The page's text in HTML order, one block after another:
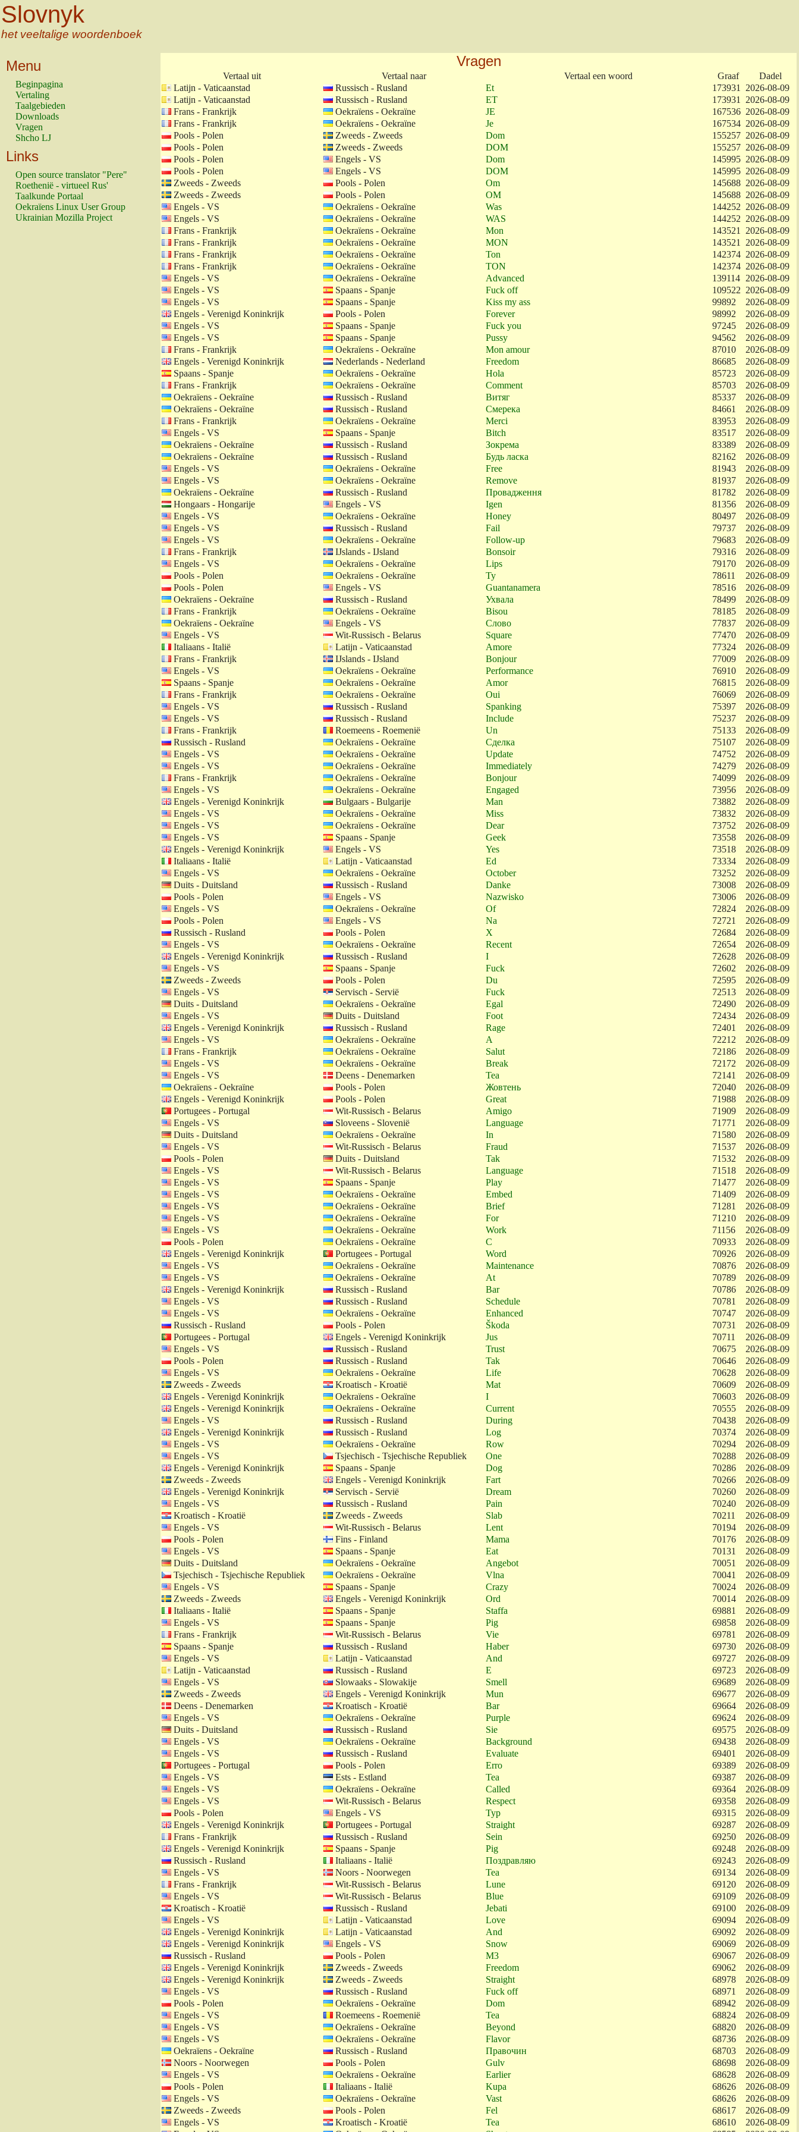
Slovnyk
het veeltalige woordenboek
Menu
Beginpagina
Vertaling
Taalgebieden
Downloads
Vragen
Shcho LJ
Links
Open source translator "Pere"
Roethenië - virtueel Rus'
Taalkunde Portaal
Oekraïens Linux User Group
Ukrainian Mozilla Project
Vragen
Vertaal uit Vertaal naar Vertaal een woord Graaf
Dadel
Latijn - Vaticaanstad
Russisch - Rusland Et 173931
2026-08-09
Latijn - Vaticaanstad
Russisch - Rusland ET 173931
2026-08-09
Frans - Frankrijk
Oekraïens - Oekraïne JE 167536 2026-08-09
Frans - Frankrijk
Oekraïens - Oekraïne Je 167534 2026-08-09
Pools - Polen
Zweeds - Zweeds Dom 155257 2026-08-09
Pools - Polen
Zweeds - Zweeds DOM 155257 2026-08-09
Pools - Polen
Engels - VS Dom 145995 2026-08-09
Pools - Polen
Engels - VS DOM 145995 2026-08-09
Zweeds - Zweeds
Pools - Polen Om 145688 2026-08-09
Zweeds - Zweeds
Pools - Polen OM 145688 2026-08-09
Engels - VS
Oekraïens - Oekraïne Was 144252 2026-08-09
Engels - VS
Oekraïens - Oekraïne WAS 144252 2026-08-09
Frans - Frankrijk
Oekraïens - Oekraïne Mon 143521
2026-08-09
Frans - Frankrijk
Oekraïens - Oekraïne MON 143521
2026-08-09
Frans - Frankrijk
Oekraïens - Oekraïne Ton 142374 2026-08-09
Frans - Frankrijk
Oekraïens - Oekraïne TON 142374 2026-08-09
Engels - VS
Oekraïens - Oekraïne Advanced 139114 2026-08-09
Engels - VS
Spaans - Spanje Fuck off 109522 2026-08-09
Engels - VS
Spaans - Spanje Kiss my ass 99892
2026-08-09
Engels - Verenigd Koninkrijk
Pools - Polen Forever 98992
2026-08-09
Engels - VS
Spaans - Spanje Fuck you 97245
2026-08-09
Engels - VS
Spaans - Spanje Pussy 94562
2026-08-09
Frans - Frankrijk
Oekraïens - Oekraïne Mon amour 87010
2026-08-09
Engels - Verenigd Koninkrijk
Nederlands - Nederland Freedom 86685
2026-08-09
Spaans - Spanje
Oekraïens - Oekraïne Hola 85723
2026-08-09
Frans - Frankrijk
Oekraïens - Oekraïne Comment 85703
2026-08-09
Oekraïens - Oekraïne
Russisch - Rusland Витяг 85337
2026-08-09
Oekraïens - Oekraïne
Russisch - Rusland Смерека 84661
2026-08-09
Frans - Frankrijk
Oekraïens - Oekraïne Merci 83953
2026-08-09
Engels - VS
Spaans - Spanje Bitch 83517
2026-08-09
Oekraïens - Oekraïne
Russisch - Rusland Зокрема 83389
2026-08-09
Oekraïens - Oekraïne
Russisch - Rusland Будь ласка 82162
2026-08-09
Engels - VS
Oekraïens - Oekraïne Free 81943
2026-08-09
Engels - VS
Oekraïens - Oekraïne Remove 81937
2026-08-09
Oekraïens - Oekraïne
Russisch - Rusland Провадження 81782
2026-08-09
Hongaars - Hongarije
Engels - VS Igen 81356
2026-08-09
Engels - VS
Oekraïens - Oekraïne Honey 80497
2026-08-09
Engels - VS
Russisch - Rusland Fail 79737
2026-08-09
Engels - VS
Oekraïens - Oekraïne Follow-up 79683
2026-08-09
Frans - Frankrijk
IJslands - IJsland Bonsoir 79316
2026-08-09
Engels - VS
Oekraïens - Oekraïne Lips 79170
2026-08-09
Pools - Polen
Oekraïens - Oekraïne Ty 78611
2026-08-09
Pools - Polen
Engels - VS Guantanamera 78516
2026-08-09
Oekraïens - Oekraïne
Russisch - Rusland Ухвала 78499
2026-08-09
Frans - Frankrijk
Oekraïens - Oekraïne Bisou 78185
2026-08-09
Oekraïens - Oekraïne
Engels - VS Слово 77837
2026-08-09
Engels - VS
Wit-Russisch - Belarus Square 77470
2026-08-09
Italiaans - Italië
Latijn - Vaticaanstad Amore 77324
2026-08-09
Frans - Frankrijk
IJslands - IJsland Bonjour 77009
2026-08-09
Engels - VS
Oekraïens - Oekraïne Performance 76910
2026-08-09
Spaans - Spanje
Oekraïens - Oekraïne Amor 76815
2026-08-09
Frans - Frankrijk
Oekraïens - Oekraïne Oui 76069
2026-08-09
Engels - VS
Russisch - Rusland Spanking 75397
2026-08-09
Engels - VS
Russisch - Rusland Include 75237
2026-08-09
Frans - Frankrijk
Roemeens - Roemenië Un 75133
2026-08-09
Russisch - Rusland
Oekraïens - Oekraïne Сделка 75107
2026-08-09
Engels - VS
Oekraïens - Oekraïne Update 74752
2026-08-09
Engels - VS
Oekraïens - Oekraïne Immediately 74279
2026-08-09
Frans - Frankrijk
Oekraïens - Oekraïne Bonjour 74099
2026-08-09
Engels - VS
Oekraïens - Oekraïne Engaged 73956
2026-08-09
Engels - Verenigd Koninkrijk
Bulgaars - Bulgarije Man 73882
2026-08-09
Engels - VS
Oekraïens - Oekraïne Miss 73832
2026-08-09
Engels - VS
Oekraïens - Oekraïne Dear 73752
2026-08-09
Engels - VS
Spaans - Spanje Geek 73558
2026-08-09
Engels - Verenigd Koninkrijk
Engels - VS Yes 73518
2026-08-09
Italiaans - Italië
Latijn - Vaticaanstad Ed 73334
2026-08-09
Engels - VS
Oekraïens - Oekraïne October 73252
2026-08-09
Duits - Duitsland
Russisch - Rusland Danke 73008
2026-08-09
Pools - Polen
Engels - VS Nazwisko 73006
2026-08-09
Engels - VS
Oekraïens - Oekraïne Of 72824
2026-08-09
Pools - Polen
Engels - VS Na 72721
2026-08-09
Russisch - Rusland
Pools - Polen X 72684
2026-08-09
Engels - VS
Oekraïens - Oekraïne Recent 72654
2026-08-09
Engels - Verenigd Koninkrijk
Russisch - Rusland I 72628
2026-08-09
Engels - VS
Spaans - Spanje Fuck 72602
2026-08-09
Zweeds - Zweeds
Pools - Polen Du 72595
2026-08-09
Engels - VS
Servisch - Servië Fuck 72513
2026-08-09
Duits - Duitsland
Oekraïens - Oekraïne Egal 72490
2026-08-09
Engels - VS
Duits - Duitsland Foot 72434
2026-08-09
Engels - Verenigd Koninkrijk
Russisch - Rusland Rage 72401
2026-08-09
Engels - VS
Oekraïens - Oekraïne A 72212
2026-08-09
Frans - Frankrijk
Oekraïens - Oekraïne Salut 72186
2026-08-09
Engels - VS
Oekraïens - Oekraïne Break 72172
2026-08-09
Engels - VS
Deens - Denemarken Tea 72141
2026-08-09
Oekraïens - Oekraïne
Pools - Polen Жовтень 72040
2026-08-09
Engels - Verenigd Koninkrijk
Pools - Polen Great 71988
2026-08-09
Portugees - Portugal
Wit-Russisch - Belarus Amigo 71909
2026-08-09
Engels - VS
Sloveens - Slovenië Language 71771
2026-08-09
Duits - Duitsland
Oekraïens - Oekraïne In 71580
2026-08-09
Engels - VS
Wit-Russisch - Belarus Fraud 71537
2026-08-09
Pools - Polen
Duits - Duitsland Tak 71532
2026-08-09
Engels - VS
Wit-Russisch - Belarus Language 71518
2026-08-09
Engels - VS
Spaans - Spanje Play 71477
2026-08-09
Engels - VS
Oekraïens - Oekraïne Embed 71409
2026-08-09
Engels - VS
Oekraïens - Oekraïne Brief 71281
2026-08-09
Engels - VS
Oekraïens - Oekraïne For 71210
2026-08-09
Engels - VS
Oekraïens - Oekraïne Work 71156
2026-08-09
Pools - Polen
Oekraïens - Oekraïne C 70933
2026-08-09
Engels - Verenigd Koninkrijk
Portugees - Portugal Word 70926
2026-08-09
Engels - VS
Oekraïens - Oekraïne Maintenance 70876
2026-08-09
Engels - VS
Oekraïens - Oekraïne At 70789
2026-08-09
Engels - Verenigd Koninkrijk
Russisch - Rusland Bar 70786
2026-08-09
Engels - VS
Russisch - Rusland Schedule 70781
2026-08-09
Engels - VS
Oekraïens - Oekraïne Enhanced 70747
2026-08-09
Russisch - Rusland
Pools - Polen Škoda 70731
2026-08-09
Portugees - Portugal
Engels - Verenigd Koninkrijk Jus 70711
2026-08-09
Engels - VS
Russisch - Rusland Trust 70675
2026-08-09
Pools - Polen
Russisch - Rusland Tak 70646
2026-08-09
Engels - VS
Oekraïens - Oekraïne Life 70628
2026-08-09
Zweeds - Zweeds
Kroatisch - Kroatië Mat 70609
2026-08-09
Engels - Verenigd Koninkrijk
Oekraïens - Oekraïne I 70603
2026-08-09
Engels - Verenigd Koninkrijk
Oekraïens - Oekraïne Current 70555
2026-08-09
Engels - VS
Russisch - Rusland During 70438
2026-08-09
Engels - Verenigd Koninkrijk
Russisch - Rusland Log 70374
2026-08-09
Engels - VS
Oekraïens - Oekraïne Row 70294
2026-08-09
Engels - VS
Tsjechisch - Tsjechische Republiek One 70288
2026-08-09
Engels - Verenigd Koninkrijk
Spaans - Spanje Dog 70286
2026-08-09
Zweeds - Zweeds
Engels - Verenigd Koninkrijk Fart 70266
2026-08-09
Engels - Verenigd Koninkrijk
Servisch - Servië Dream 70260
2026-08-09
Engels - VS
Russisch - Rusland Pain 70240
2026-08-09
Kroatisch - Kroatië
Zweeds - Zweeds Slab 70211
2026-08-09
Engels - VS
Wit-Russisch - Belarus Lent 70194
2026-08-09
Pools - Polen
Fins - Finland Mama 70176
2026-08-09
Engels - VS
Spaans - Spanje Eat 70131
2026-08-09
Duits - Duitsland
Oekraïens - Oekraïne Angebot 70051
2026-08-09
Tsjechisch - Tsjechische Republiek
Oekraïens - Oekraïne Vlna 70041
2026-08-09
Engels - VS
Spaans - Spanje Crazy 70024
2026-08-09
Zweeds - Zweeds
Engels - Verenigd Koninkrijk Ord 70014
2026-08-09
Italiaans - Italië
Spaans - Spanje Staffa 69881
2026-08-09
Engels - VS
Spaans - Spanje Pig 69858
2026-08-09
Frans - Frankrijk
Wit-Russisch - Belarus Vie 69781
2026-08-09
Spaans - Spanje
Russisch - Rusland Haber 69730
2026-08-09
Engels - VS
Latijn - Vaticaanstad And 69727
2026-08-09
Latijn - Vaticaanstad
Russisch - Rusland E 69723
2026-08-09
Engels - VS
Slowaaks - Slowakije Smell 69689
2026-08-09
Zweeds - Zweeds
Engels - Verenigd Koninkrijk Mun 69677
2026-08-09
Deens - Denemarken
Kroatisch - Kroatië Bar 69664
2026-08-09
Engels - VS
Oekraïens - Oekraïne Purple 69624
2026-08-09
Duits - Duitsland
Russisch - Rusland Sie 69575
2026-08-09
Engels - VS
Oekraïens - Oekraïne Background 69438
2026-08-09
Engels - VS
Russisch - Rusland Evaluate 69401
2026-08-09
Portugees - Portugal
Pools - Polen Erro 69389
2026-08-09
Engels - VS
Ests - Estland Tea 69387
2026-08-09
Engels - VS
Oekraïens - Oekraïne Called 69364
2026-08-09
Engels - VS
Wit-Russisch - Belarus Respect 69358
2026-08-09
Pools - Polen
Engels - VS Typ 69315
2026-08-09
Engels - Verenigd Koninkrijk
Portugees - Portugal Straight 69287
2026-08-09
Frans - Frankrijk
Russisch - Rusland Sein 69250
2026-08-09
Engels - Verenigd Koninkrijk
Spaans - Spanje Pig 69248
2026-08-09
Russisch - Rusland
Italiaans - Italië Поздравляю 69243
2026-08-09
Engels - VS
Noors - Noorwegen Tea 69134
2026-08-09
Frans - Frankrijk
Wit-Russisch - Belarus Lune 69120
2026-08-09
Engels - VS
Wit-Russisch - Belarus Blue 69109
2026-08-09
Kroatisch - Kroatië
Russisch - Rusland Jebati 69100
2026-08-09
Engels - VS
Latijn - Vaticaanstad Love 69094
2026-08-09
Engels - Verenigd Koninkrijk
Latijn - Vaticaanstad And 69092
2026-08-09
Engels - Verenigd Koninkrijk
Engels - VS Snow 69069
2026-08-09
Russisch - Rusland
Pools - Polen M3 69067
2026-08-09
Engels - Verenigd Koninkrijk
Zweeds - Zweeds Freedom 69062
2026-08-09
Engels - Verenigd Koninkrijk
Zweeds - Zweeds Straight 68978
2026-08-09
Engels - VS
Russisch - Rusland Fuck off 68971
2026-08-09
Pools - Polen
Oekraïens - Oekraïne Dom 68942
2026-08-09
Engels - VS
Roemeens - Roemenië Tea 68824
2026-08-09
Engels - VS
Oekraïens - Oekraïne Beyond 68820
2026-08-09
Engels - VS
Oekraïens - Oekraïne Flavor 68736
2026-08-09
Oekraïens - Oekraïne
Russisch - Rusland Правочин 68703
2026-08-09
Noors - Noorwegen
Pools - Polen Gulv 68698
2026-08-09
Engels - VS
Oekraïens - Oekraïne Earlier 68628
2026-08-09
Pools - Polen
Italiaans - Italië Kupa 68626
2026-08-09
Engels - VS
Oekraïens - Oekraïne Vast 68626
2026-08-09
Zweeds - Zweeds
Pools - Polen Fel 68617
2026-08-09
Engels - VS
Kroatisch - Kroatië Tea 68610
2026-08-09